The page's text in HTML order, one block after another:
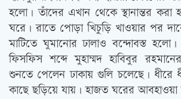
হলো। তাঁদের এখান থেকে স্থানান্তর
ঘরে। রাতে পোড়া খিচুড়ি খাওয়ার পর
মাটিতে ঘুমানোর ঢালাও বন্দোবস্ত
ফিসফিস শব্দে মুহাম্মদ হাবিবুর
শুনতে পেলেন ঢাকায় গুলি চলেছে। ধীরে
কাছে ছড়িয়ে যায়। হাজত ঘরের আবহাওয়া